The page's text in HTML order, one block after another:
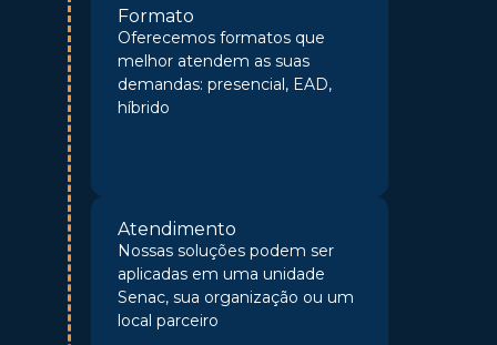
Formato
Oferecemos formatos que
melhor atendem as suas
demandas: presencial, EAD,
híbrido
Atendimento
Nossas soluções podem ser
aplicadas em uma unidade
Senac, sua organização ou um
local parceiro